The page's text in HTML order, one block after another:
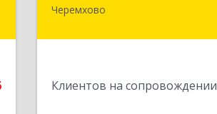
Черемхово
Клиентов на сопровождении